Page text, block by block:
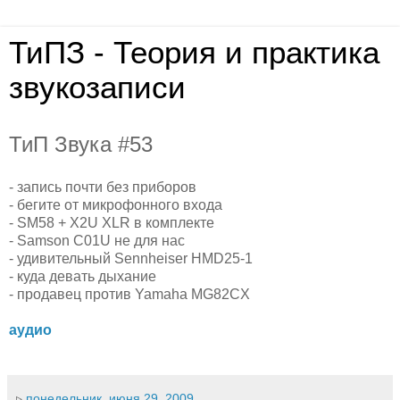
ТиПЗ - Теория и практика
звукозаписи
ТиП Звука #53
- запись почти без приборов
- бегите от микрофонного входа
- SM58 + X2U XLR в комплекте
- Samson C01U не для нас
- удивительный Sennheiser HMD25-1
- куда девать дыхание
- продавец против Yamaha MG82CX
аудио